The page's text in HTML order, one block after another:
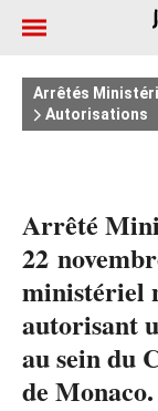
Arrêtés
Autorisations
Arrêté
22
ministériel
autorisant
au sein du
de Monaco.